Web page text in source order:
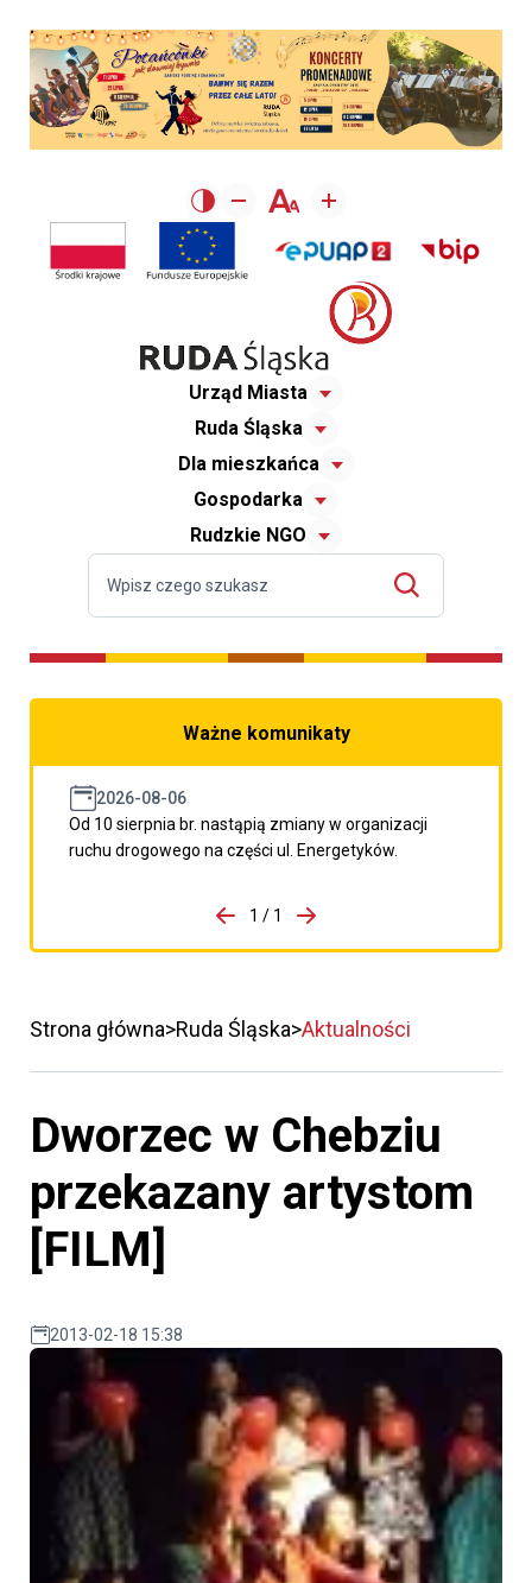
Urząd Miasta
Ruda Śląska
Dla mieszkańca
Gospodarka
Rudzkie NGO
Ważne komunikaty
2026-08-06
Od 10 sierpnia br. nastąpią zmiany w organizacji
ruchu drogowego na części ul. Energetyków.
porzpedniego komunikatu
1 / 1
Przejdź do następnego
Strona główna Ruda Śląska Aktualności
Dworzec w Chebziu
przekazany artystom
[FILM]
2013-02-18 15:38